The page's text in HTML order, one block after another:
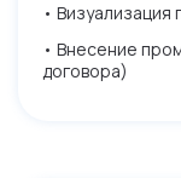
• Визуализация
• Внесение
договора)